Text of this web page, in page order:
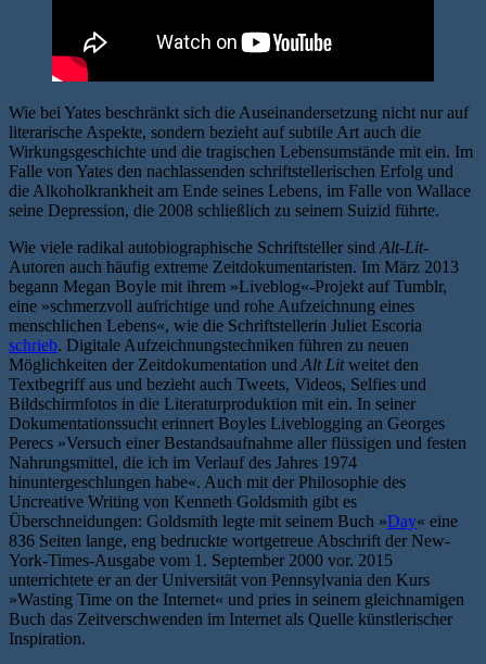
Wie bei Yates beschränkt sich die Auseinandersetzung nicht nur auf
literarische Aspekte, sondern bezieht auf subtile Art auch die
Wirkungsgeschichte und die tragischen Lebensumstände mit ein. Im
Falle von Yates den nachlassenden schriftstellerischen Erfolg und
die Alkoholkrankheit am Ende seines Lebens, im Falle von Wallace
seine Depression, die 2008 schließlich zu seinem Suizid führte.
Wie viele radikal autobiographische Schriftsteller sind Alt-Lit-
Autoren auch häufig extreme Zeitdokumentaristen. Im März 2013
begann Megan Boyle mit ihrem »Liveblog«-Projekt auf Tumblr,
eine »schmerzvoll aufrichtige und rohe Aufzeichnung eines
menschlichen Lebens«, wie die Schriftstellerin Juliet Escoria
schrieb. Digitale Aufzeichnungstechniken führen zu neuen
Möglichkeiten der Zeitdokumentation und Alt Litweitet den
Textbegriff aus und bezieht auch Tweets, Videos, Selfies und
Bildschirmfotos in die Literaturproduktion mit ein. In seiner
Dokumentationssucht erinnert Boyles Liveblogging an Georges
Perecs »Versuch einer Bestandsaufnahme aller flüssigen und festen
Nahrungsmittel, die ich im Verlauf des Jahres 1974
hinuntergeschlungen habe«. Auch mit der Philosophie des
Uncreative Writing von Kenneth Goldsmith gibt es
Überschneidungen: Goldsmith legte mit seinem Buch »Day« eine
836 Seiten lange, eng bedruckte wortgetreue Abschrift der New-
York-Times-Ausgabe vom 1. September 2000 vor. 2015
unterrichtete er an der Universität von Pennsylvania den Kurs
»Wasting Time on the Internet« und pries in seinem gleichnamigen
Buch das Zeitverschwenden im Internet als Quelle künstlerischer
Inspiration.